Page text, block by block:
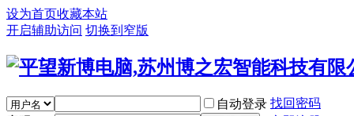
设为首页收藏本站
开启辅助访问 切换到窄版
自动登录 找回密码